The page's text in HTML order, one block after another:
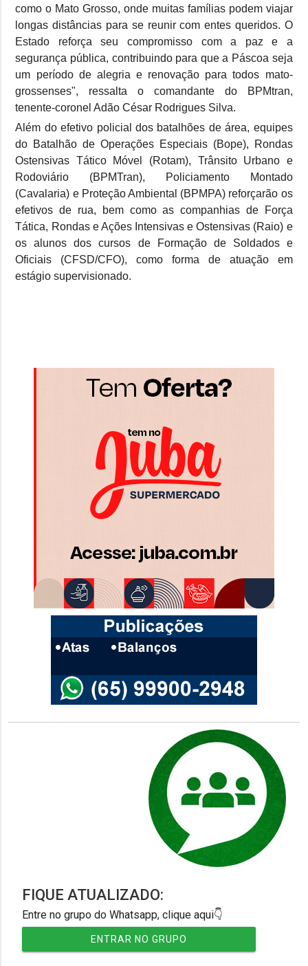
como o Mato Grosso, onde muitas famílias podem viajar
longas distâncias para se reunir com entes queridos. O
Estado reforça seu compromisso com a paz e a
segurança pública, contribuindo para que a Páscoa seja
um período de alegria e renovação para todos mato-
grossenses", ressalta o comandante do BPMtran,
tenente-coronel Adão César Rodrigues Silva.
Além do efetivo policial dos batalhões de área, equipes
do Batalhão de Operações Especiais (Bope), Rondas
Ostensivas Tático Móvel (Rotam), Trânsito Urbano e
Rodoviário (BPMTran), Policiamento Montado
(Cavalaria) e Proteção Ambiental (BPMPA) reforçarão os
efetivos de rua, bem como as companhias de Força
Tática, Rondas e Ações Intensivas e Ostensivas (Raio) e
os alunos dos cursos de Formação de Soldados e
Oficiais (CFSD/CFO), como forma de atuação em
estágio supervisionado.
FIQUE ATUALIZADO:
Entre no grupo do Whatsapp, clique aqui👇
ENTRAR NO GRUPO